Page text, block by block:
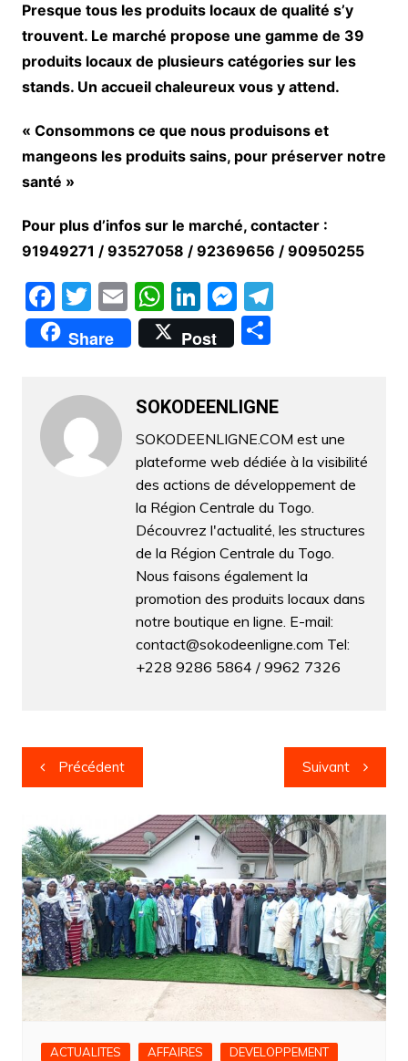
Presque tous les produits locaux de qualité s’y
trouvent. Le marché propose une gamme de 39
produits locaux de plusieurs catégories sur les
stands. Un accueil chaleureux vous y attend.
« Consommons ce que nous produisons et
mangeons les produits sains, pour préserver notre
santé »
Pour plus d’infos sur le marché, contacter :
91949271 / 93527058 / 92369656 / 90950255
F
a
c
b
o
o
T
w
itt
E
m
ai
W
h
at
A
p
p
Li
n
k
dI
n
M
e
s
e
n
g
er
T
a
m
Share Post
P
g
er
SOKODEENLIGNE
SOKODEENLIGNE.COM est une
plateforme web dédiée à la visibilité
des actions de développement de
la Région Centrale du Togo.
Découvrez l'actualité, les structures
de la Région Centrale du Togo.
Nous faisons également la
promotion des produits locaux dans
notre boutique en ligne. E-mail:
contact@sokodeenligne.com Tel:
+228 9286 5864 / 9962 7326
Navigation
de
Précédent Suivant
ACTUALITES AFFAIRES
DEVELOPPEMENT